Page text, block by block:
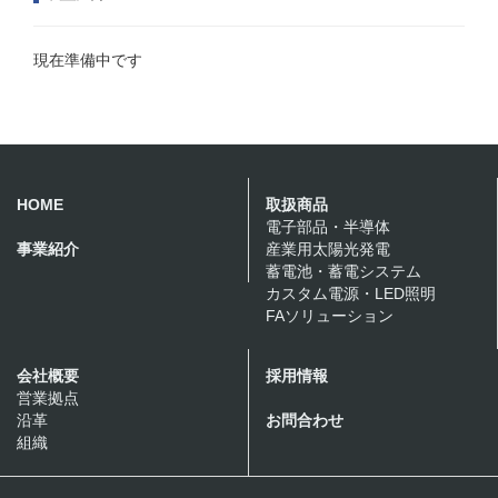
現在準備中です
HOME
事業紹介
取扱商品
電子部品・半導体
産業用太陽光発電
蓄電池・蓄電システム
カスタム電源・LED照明
FAソリューション
会社概要
営業拠点
沿革
組織
採用情報
お問合わせ